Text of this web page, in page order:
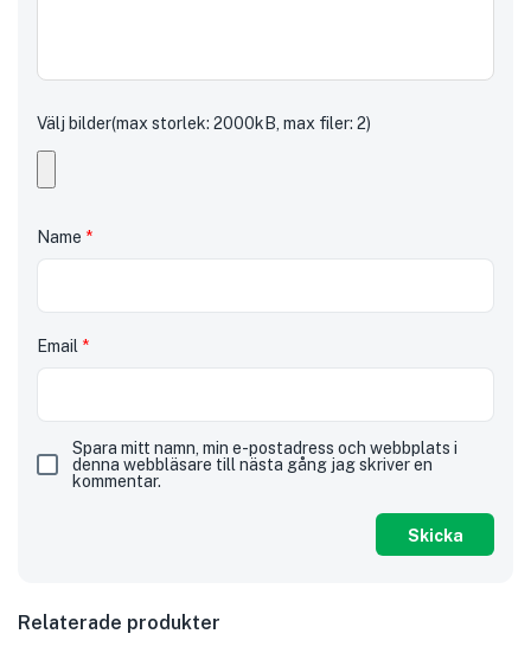
Välj bilder(max storlek: 2000kB, max filer: 2)
Name *
Email *
Spara mitt namn, min e-postadress och webbplats i
denna webbläsare till nästa gång jag skriver en
kommentar.
Relaterade produkter